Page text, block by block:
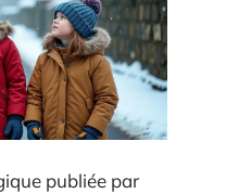
publiée par